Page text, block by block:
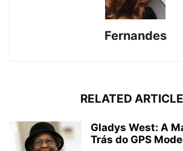
Fernandes
RELATED
Gladys West: A
Trás do GPS